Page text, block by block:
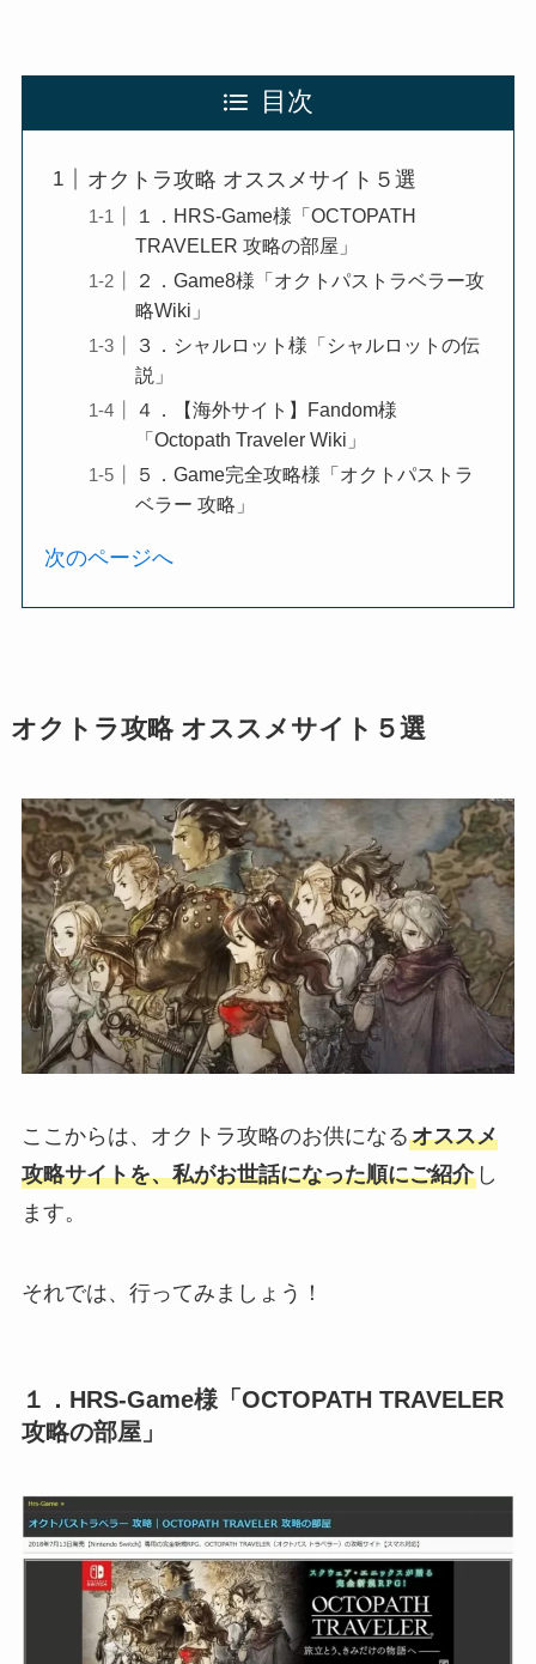
目次
オクトラ攻略 オススメサイト５選
１．HRS-Game様「OCTOPATH
TRAVELER 攻略の部屋」
２．Game8様「オクトパストラベラー攻
略Wiki」
３．シャルロット様「シャルロットの伝
説」
４．【海外サイト】Fandom様
「Octopath Traveler Wiki」
５．Game完全攻略様「オクトパストラ
ベラー 攻略」
次のページへ
オクトラ攻略 オススメサイト５選
ここからは、オクトラ攻略のお供になるオススメ
攻略サイトを、私がお世話になった順にご紹介し
ます。
それでは、行ってみましょう！
１．HRS-Game様「OCTOPATH TRAVELER
攻略の部屋」